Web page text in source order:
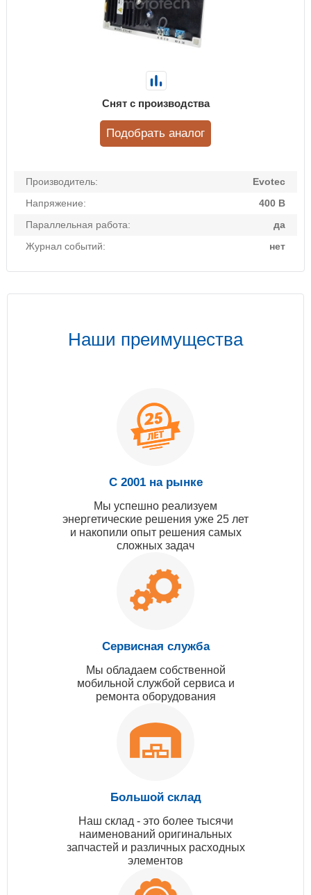
Производитель:
Evotec
Напряжение:
400 В
Параллельная работа:
да
Журнал событий:
нет
Снят с производства
Подобрать аналог
Наши преимущества
С 2001 на рынке
Мы успешно реализуем
энергетические решения уже 25 лет
и накопили опыт решения самых
сложных задач
Сервисная служба
Мы обладаем собственной
мобильной службой сервиса и
ремонта оборудования
Большой склад
Наш склад - это более тысячи
наименований оригинальных
запчастей и различных расходных
элементов